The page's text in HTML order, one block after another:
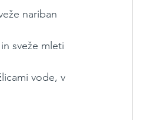
nariban
sveže mleti
vode, v